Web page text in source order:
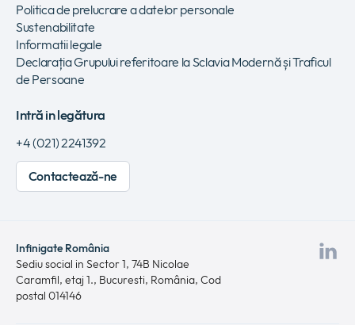
Politica de prelucrare a datelor personale
Sustenabilitate
Informatii legale
Declarația Grupului referitoare la Sclavia Modernă și Traficul
de Persoane
Intră in legătura
+4 (021) 2241392
Contactează-ne
Infinigate România
Sediu social in Sector 1, 74B Nicolae
Caramfil, etaj 1., Bucuresti, România, Cod
postal 014146